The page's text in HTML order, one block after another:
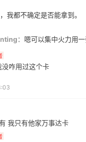
我都不确定是否能拿到。
： 嗯可以集中火力用
咋用过这个卡
我只有他家万事达卡